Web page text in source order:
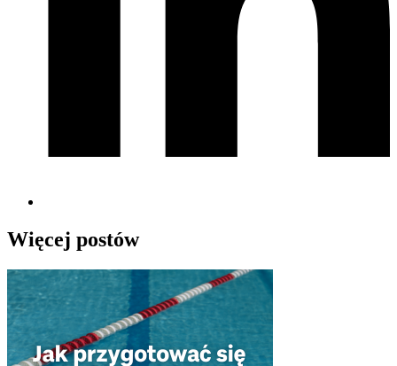
Więcej postów